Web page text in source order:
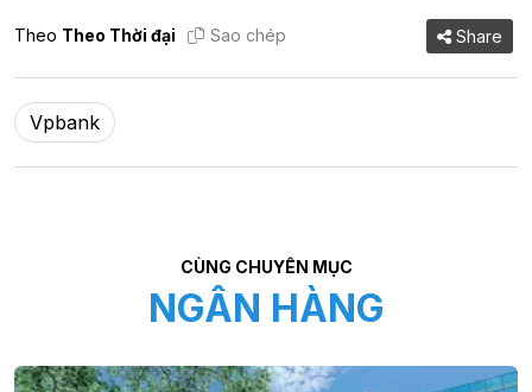
Theo Theo Thời đại Sao chép Share
Vpbank
CÙNG CHUYÊN MỤC
NGÂN HÀNG